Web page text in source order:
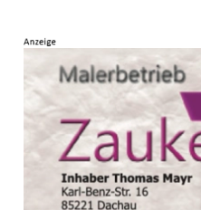
bakteriologisch